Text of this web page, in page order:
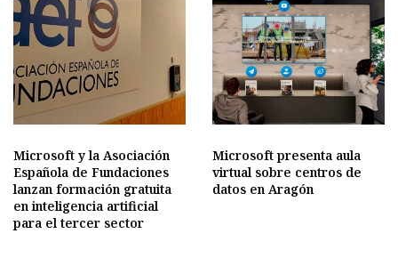
Microsoft y la Asociación
Española de Fundaciones
lanzan formación gratuita
en inteligencia artificial
para el tercer sector
Microsoft presenta aula
virtual sobre centros de
datos en Aragón